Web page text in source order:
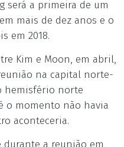
será a primeira de um
mais de dez anos e o
em 2018.
Kim e Moon, em abril,
na capital norte-
hemisfério norte
o momento não havia
aconteceria.
durante a reunião em